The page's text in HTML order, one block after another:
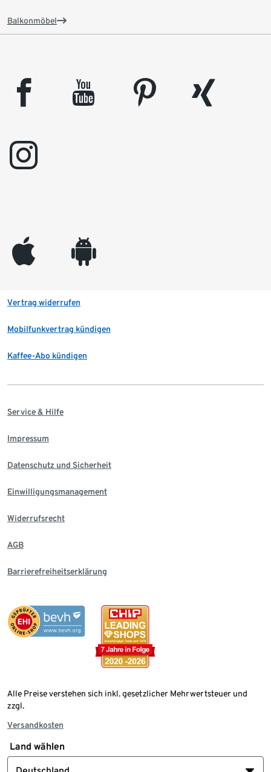
Balkonmöbel
facebook youtube pinterest
xing
instagram
appleinc android
Vertrag widerrufen
Mobilfunkvertrag kündigen
Kaffee-Abo kündigen
Service & Hilfe
Impressum
Datenschutz und Sicherheit
Einwilligungsmanagement
Widerrufsrecht
AGB
Barrierefreiheitserklärung
Alle Preise verstehen sich inkl. gesetzlicher Mehrwertsteuer und
zzgl.
Versandkosten
Land wählen